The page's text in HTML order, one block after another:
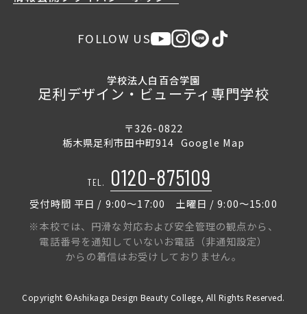
FOLLOW US
学校法人白百合学園
足利デザイン・ビューティ専門学校
〒326-0822
栃木県足利市田中町914 Google Map
TEL. 0120-875109
受付時間 平日 / 9:00〜17:00 土曜日 / 9:00〜15:00
※本校では、円滑な対応および安全管理の観点から、
電話番号を通知していないお電話（非通知設定）
からの着信はお受けしておりません。
Copyright ©Ashikaga Design Beauty College, All Rights Reserved.